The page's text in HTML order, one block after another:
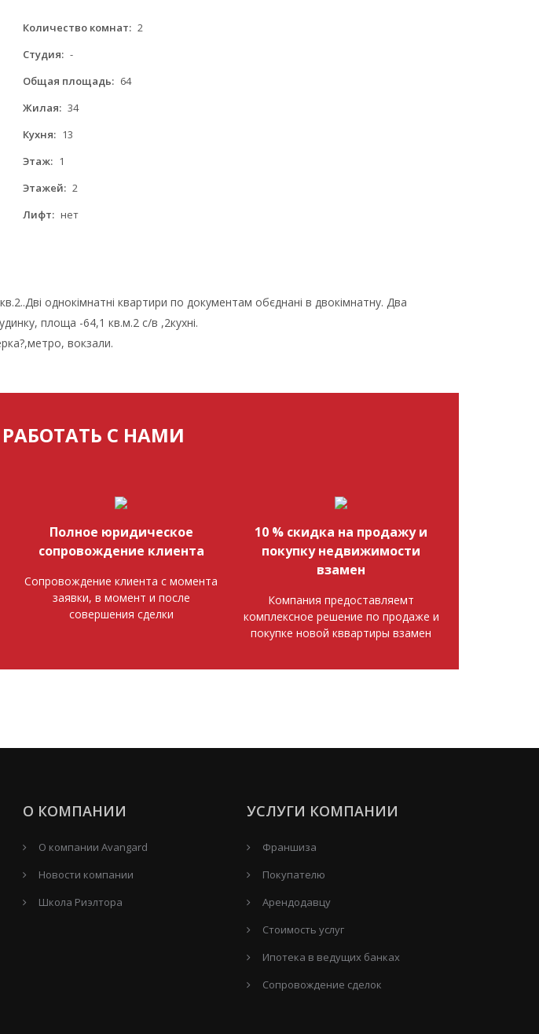
Количество комнат: 2
Студия: -
Общая площадь: 64
Жилая: 34
Кухня: 13
Этаж: 1
Этажей: 2
Лифт: нет
однокімнатні квартири по документам обєднані в двокімнатну. Два
площа -64,1 кв.м.2 с/в ,2кухні.
вокзали.
С НАМИ
Полное юридическое
сопровождение клиента
Сопровождение клиента с момента
заявки, в момент и после
совершения сделки
10 % скидка на продажу и
покупку недвижимости
взамен
Компания предоставляемт
комплексное решение по продаже и
покупке новой кввартиры взамен
О КОМПАНИИ
О компании Avangard
Новости компании
Школа Риэлтора
УСЛУГИ КОМПАНИИ
Франшиза
Покупателю
Арендодавцу
Стоимость услуг
Ипотека в ведущих банках
Сопровождение сделок